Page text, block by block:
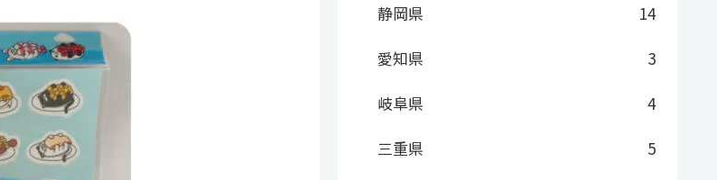
静岡県
14
愛知県
3
岐阜県
4
三重県
5